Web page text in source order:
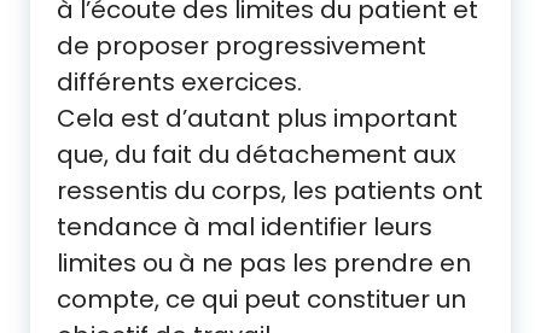
à l’écoute des limites du patient et
de proposer progressivement
différents exercices.
Cela est d’autant plus important
que, du fait du détachement aux
ressentis du corps, les patients ont
tendance à mal identifier leurs
limites ou à ne pas les prendre en
compte, ce qui peut constituer un